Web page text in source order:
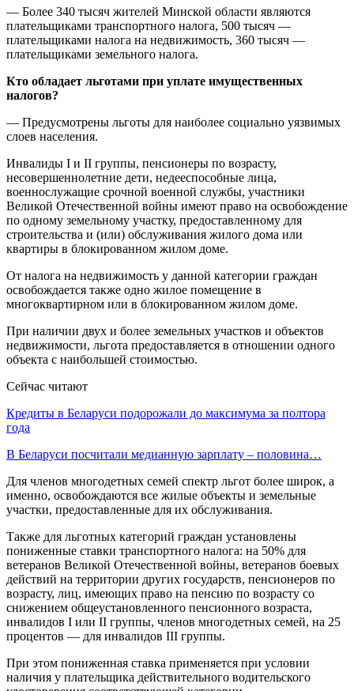
— Более 340 тысяч жителей Минской области являются
плательщиками транспортного налога, 500 тысяч —
плательщиками налога на недвижимость, 360 тысяч —
плательщиками земельного налога.
Кто обладает льготами при уплате имущественных
налогов?
— Предусмотрены льготы для наиболее социально уязвимых
слоев населения.
Инвалиды I и II группы, пенсионеры по возрасту,
несовершеннолетние дети, недееспособные лица,
военнослужащие срочной военной службы, участники
Великой Отечественной войны имеют право на освобождение
по одному земельному участку, предоставленному для
строительства и (или) обслуживания жилого дома или
квартиры в блокированном жилом доме.
От налога на недвижимость у данной категории граждан
освобождается также одно жилое помещение в
многоквартирном или в блокированном жилом доме.
При наличии двух и более земельных участков и объектов
недвижимости, льгота предоставляется в отношении одного
объекта с наибольшей стоимостью.
Сейчас читают
Кредиты в Беларуси подорожали до максимума за полтора
года
В Беларуси посчитали медианную зарплату – половина…
Для членов многодетных семей спектр льгот более широк, а
именно, освобождаются все жилые объекты и земельные
участки, предоставленные для их обслуживания.
Также для льготных категорий граждан установлены
пониженные ставки транспортного налога: на 50% для
ветеранов Великой Отечественной войны, ветеранов боевых
действий на территории других государств, пенсионеров по
возрасту, лиц, имеющих право на пенсию по возрасту со
снижением общеустановленного пенсионного возраста,
инвалидов I или II группы, членов многодетных семей, на 25
процентов — для инвалидов III группы.
При этом пониженная ставка применяется при условии
наличия у плательщика действительного водительского